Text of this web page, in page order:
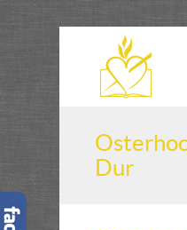
Dur